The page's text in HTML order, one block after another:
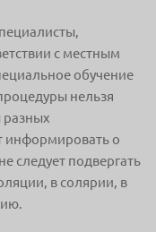
с местным
обучение
нельзя
разных
информировать о
следует подвергать
в солярии, в